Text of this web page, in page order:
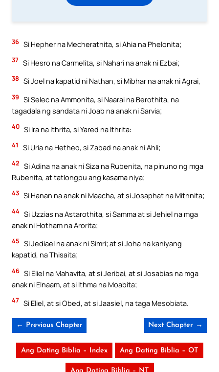
36 Si Hepher na Mecherathita, si Ahia na Phelonita;
37 Si Hesro na Carmelita, si Nahari na anak ni Ezbai;
38 Si Joel na kapatid ni Nathan, si Mibhar na anak ni Agrai,
39 Si Selec na Ammonita, si Naarai na Berothita, na
tagadala ng sandata ni Joab na anak ni Sarvia;
40 Si Ira na Ithrita, si Yared na Ithrita:
41 Si Uria na Hetheo, si Zabad na anak ni Ahli;
42 Si Adina na anak ni Siza na Rubenita, na pinuno ng mga
Rubenita, at tatlongpu ang kasama niya;
43 Si Hanan na anak ni Maacha, at si Josaphat na Mithnita;
44 Si Uzzias na Astarothita, si Samma at si Jehiel na mga
anak ni Hotham na Arorita;
45 Si Jediael na anak ni Simri; at si Joha na kaniyang
kapatid, na Thisaita;
46 Si Eliel na Mahavita, at si Jeribai, at si Josabias na mga
anak ni Elnaam, at si Ithma na Moabita;
47 Si Eliel, at si Obed, at si Jaasiel, na taga Mesobiata.
← Previous Chapter Next Chapter →
Ang Dating Biblia – Index Ang Dating Biblia – OT